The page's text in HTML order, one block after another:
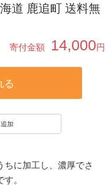
道 鹿追町 送料無
寄付金額 14,000円
る
加
ちに加工し、濃厚でさ
です。